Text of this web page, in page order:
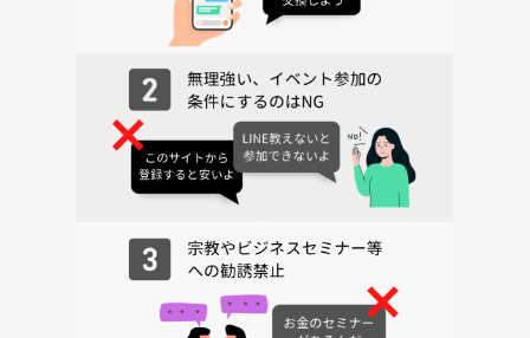
ムなどの関係の友達が欲しいという方是非お待ちしております(・u・)
基本的に飲み会となります、わいわいして楽しみましょう（ウェイ系で
はありませんので安心してください）
自分は少し昔の秋葉原やアニメ、漫画、同人活動、服あたりが大好きで
プロフィールに自分の情報を詳しく書いておりますのでご確認いただけ
ると幸いです( ・u・)